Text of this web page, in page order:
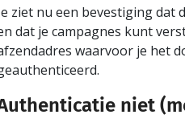
ziet nu een bevestiging dat
dat je campagnes kunt
waarvoor je het
niet